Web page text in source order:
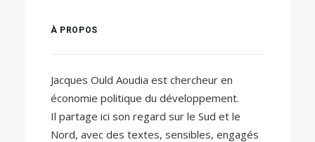
À PROPOS
Jacques Ould Aoudia est chercheur en
économie politique du développement.
Il partage ici son regard sur le Sud et le
Nord, avec des textes, sensibles, engagés